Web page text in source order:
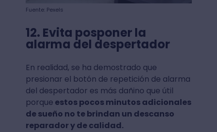
Fuente: Pexels
12. Evita posponer la
alarma del despertador
En realidad, se ha demostrado que
presionar el botón de repetición de alarma
del despertador es más dañino que útil
porque estos pocos minutos adicionales
de sueño no te brindan un descanso
reparador y de calidad.